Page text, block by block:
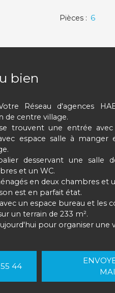
Pièces: 6
bien
Réseau d'agences
de centre village.
trouvent une entrée
espace salle à manger
desservant une salle
et un WC.
en deux chambres et
est en parfait état.
un espace bureau et les
un terrain de 233 m².
pour organiser une
44